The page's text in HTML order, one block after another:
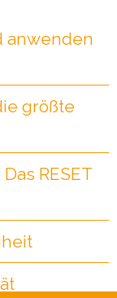
anwenden
größte
RESET